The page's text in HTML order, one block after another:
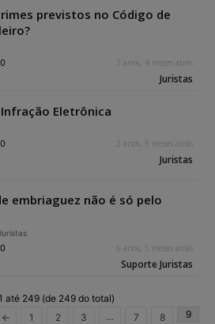
previstos no Código de
0 2 anos, 4 meses atrás
Juristas
Eletrônica
0 2 anos, 5 meses atrás
Juristas
embriaguez não é só pelo
0 6 anos, 5 meses atrás
Suporte Juristas
até 249 (de 249 do total)
←
1 2 3 … 7 8 9